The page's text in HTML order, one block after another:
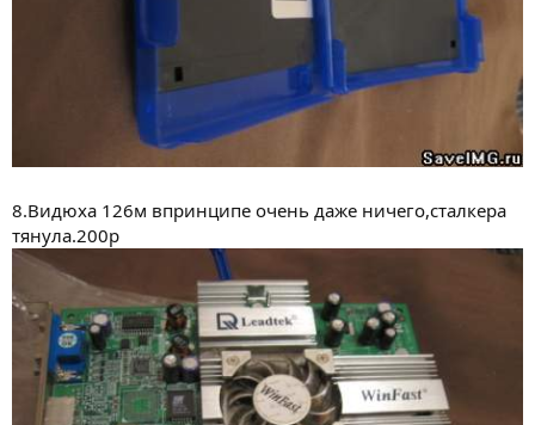
8.Видюха 126м впринципе очень даже ничего,сталкера
тянула.200р